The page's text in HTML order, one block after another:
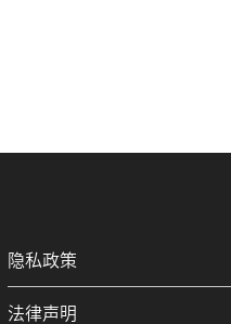
隐私政策
法律声明